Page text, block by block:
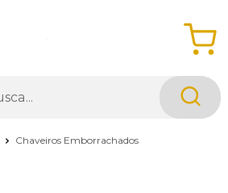
Chaveiros Emborrachados